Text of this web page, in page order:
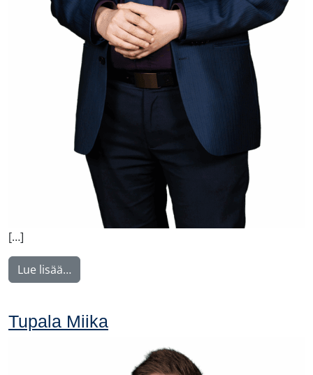
[…]
Lue lisää…
Tupala Miika